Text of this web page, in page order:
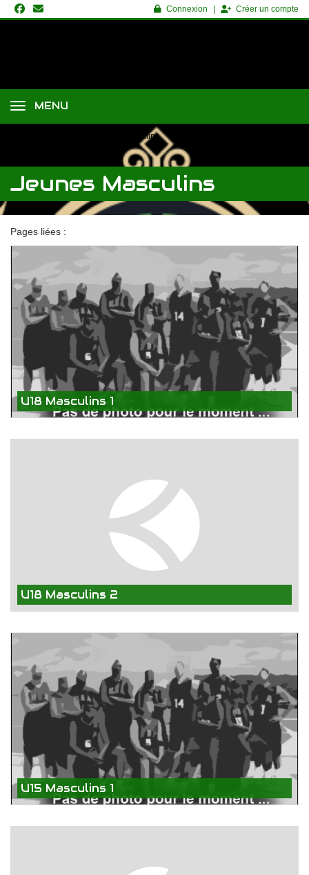
Connexion Créer un compte
MENU
Jeunes Masculins
Jeunes Masculins
Pages liées :
U18 Masculins 1
U18 Masculins 2
U15 Masculins 1
Panneau de gestion des cookies